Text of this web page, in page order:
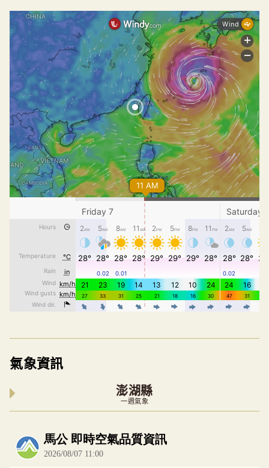
氣象資訊
澎湖縣
一週氣象
內嵌空氣品質小工具為視覺預覽，完整即時空